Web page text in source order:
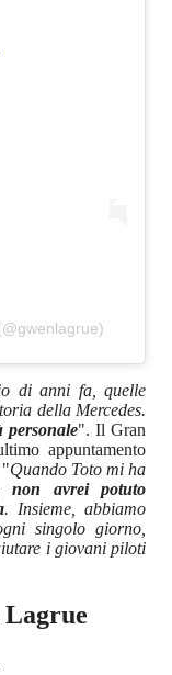
di anni fa, quelle
della Mercedes.
personale". Il Gran
appuntamento
"Quando Toto mi ha
non avrei potuto
. Insieme, abbiamo
singolo giorno,
i giovani piloti